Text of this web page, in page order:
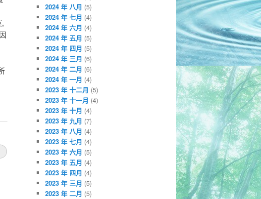
2024 年 八月 (5)
2024 年 七月 (4)
2024 年 六月 (4)
2024 年 五月 (5)
2024 年 四月 (5)
2024 年 三月 (6)
2024 年 二月 (6)
2024 年 一月 (4)
2023 年 十二月 (5)
2023 年 十一月 (4)
2023 年 十月 (4)
2023 年 九月 (7)
2023 年 八月 (4)
2023 年 七月 (4)
2023 年 六月 (5)
2023 年 五月 (4)
2023 年 四月 (4)
2023 年 三月 (5)
2023 年 二月 (5)